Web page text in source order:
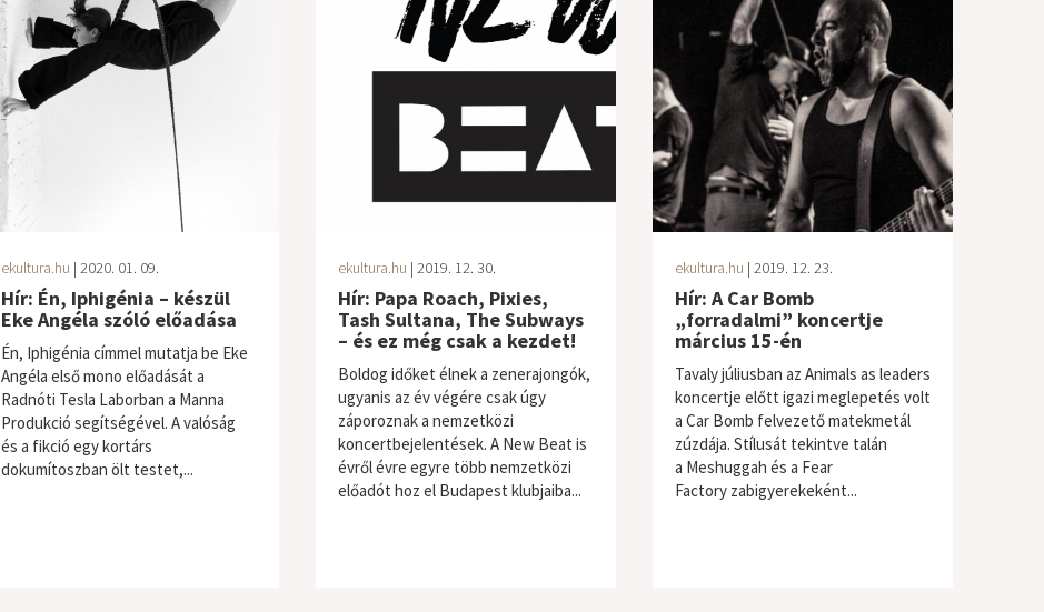
ekultura.hu | 2020. 01. 09.
Hír: Én, Iphigénia – készül
Eke Angéla szóló előadása
Én, Iphigénia címmel mutatja be Eke
Angéla első mono előadását a
Radnóti Tesla Laborban a Manna
Produkció segítségével. A valóság
és a fikció egy kortárs
dokumítoszban ölt testet,...
ekultura.hu | 2019. 12. 30.
Hír: Papa Roach, Pixies,
Tash Sultana, The Subways
– és ez még csak a kezdet!
Boldog időket élnek a zenerajongók,
ugyanis az év végére csak úgy
záporoznak a nemzetközi
koncertbejelentések. A New Beat is
évről évre egyre több nemzetközi
előadót hoz el Budapest klubjaiba...
ekultura.hu | 2019. 12. 23.
Hír: A Car Bomb
„forradalmi” koncertje
március 15-én
Tavaly júliusban az Animals as leaders
koncertje előtt igazi meglepetés volt
a Car Bomb felvezető matekmetál
zúzdája. Stílusát tekintve talán
a Meshuggah és a Fear
Factory zabigyerekeként...